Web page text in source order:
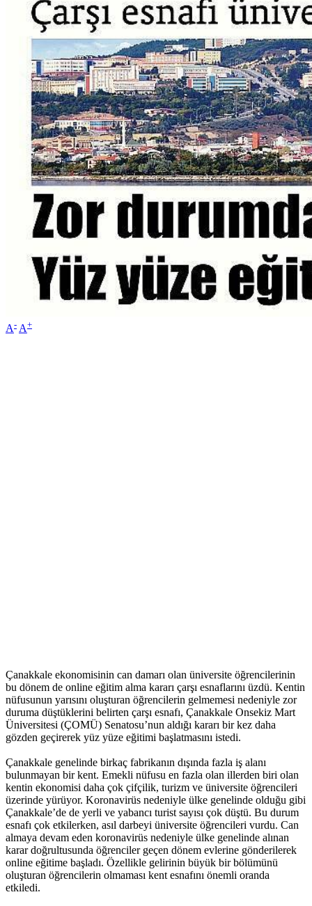
A- A+
Çanakkale ekonomisinin can damarı olan üniversite öğrencilerinin
bu dönem de online eğitim alma kararı çarşı esnaflarını üzdü. Kentin
nüfusunun yarısını oluşturan öğrencilerin gelmemesi nedeniyle zor
duruma düştüklerini belirten çarşı esnafı, Çanakkale Onsekiz Mart
Üniversitesi (ÇOMÜ) Senatosu’nun aldığı kararı bir kez daha
gözden geçirerek yüz yüze eğitimi başlatmasını istedi.
Çanakkale genelinde birkaç fabrikanın dışında fazla iş alanı
bulunmayan bir kent. Emekli nüfusu en fazla olan illerden biri olan
kentin ekonomisi daha çok çifçilik, turizm ve üniversite öğrencileri
üzerinde yürüyor. Koronavirüs nedeniyle ülke genelinde olduğu gibi
Çanakkale’de de yerli ve yabancı turist sayısı çok düştü. Bu durum
esnafı çok etkilerken, asıl darbeyi üniversite öğrencileri vurdu. Can
almaya devam eden koronavirüs nedeniyle ülke genelinde alınan
karar doğrultusunda öğrenciler geçen dönem evlerine gönderilerek
online eğitime başladı. Özellikle gelirinin büyük bir bölümünü
oluşturan öğrencilerin olmaması kent esnafını önemli oranda
etkiledi.